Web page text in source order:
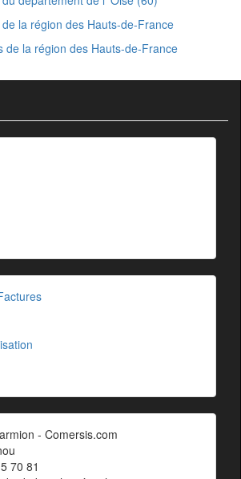
la région des Hauts-de-France
de la région des Hauts-de-France
- Comersis.com
70 81